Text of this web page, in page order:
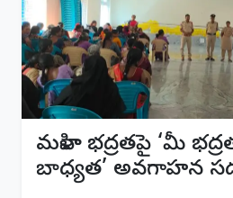
మహిళా భద్రతపై ‘మీ
బాధ్యత’ అవగాహన